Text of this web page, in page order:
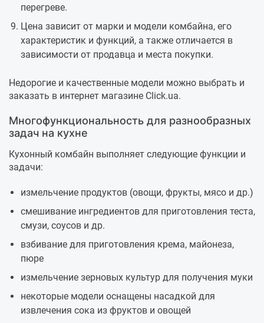
перегреве.
Цена зависит от марки и модели комбайна, его
характеристик и функций, а также отличается в
зависимости от продавца и места покупки.
Недорогие и качественные модели можно выбрать и
заказать в интернет магазине Click.ua.
Многофункциональность для разнообразных
задач на кухне
Кухонный комбайн выполняет следующие функции и
задачи:
измельчение продуктов (овощи, фрукты, мясо и др.)
смешивание ингредиентов для приготовления теста,
смузи, соусов и др.
взбивание для приготовления крема, майонеза,
пюре
измельчение зерновых культур для получения муки
некоторые модели оснащены насадкой для
извлечения сока из фруктов и овощей